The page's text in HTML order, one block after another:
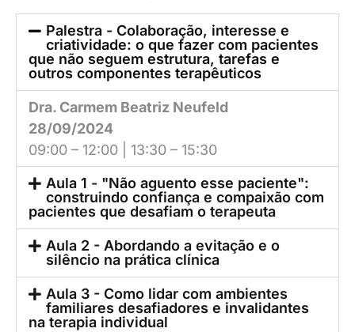
Palestra - Colaboração, interesse e
criatividade: o que fazer com pacientes
que não seguem estrutura, tarefas e
outros componentes terapêuticos
Dra. Carmem Beatriz Neufeld
28/09/2024
09:00 – 12:00 | 13:30 – 15:30
Aula 1 - "Não aguento esse paciente":
construindo confiança e compaixão com
pacientes que desafiam o terapeuta
Aula 2 - Abordando a evitação e o
silêncio na prática clínica
Aula 3 - Como lidar com ambientes
familiares desafiadores e invalidantes
na terapia individual